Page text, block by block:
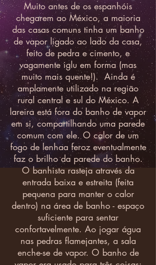
Muito antes de os espanhóis
chegarem ao México, a maioria
das casas comuns tinha um banho
de vapor ligado ao lado da casa,
feito de pedra e cimento, e
vagamente iglu em forma (mas
muito mais quente!). Ainda é
amplamente utilizado na região
rural central e sul do México. A
lareira está fora do banho de vapor
em si, compartilhando uma parede
comum com ele. O calor de um
fogo de lenhaa feroz eventualmente
faz o brilho da parede do banho.
O banhista rasteja através da
entrada baixa e estreita (feita
pequena para manter o calor
dentro) na área de banho - espaço
suficiente para sentar
confortavelmente. Ao jogar água
nas pedras flamejantes, a sala
enche-se de vapor. O banho de